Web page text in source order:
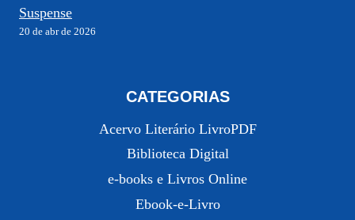
Suspense
20 de abr de 2026
CATEGORIAS
Acervo Literário LivroPDF
Biblioteca Digital
e-books e Livros Online
Ebook-e-Livro